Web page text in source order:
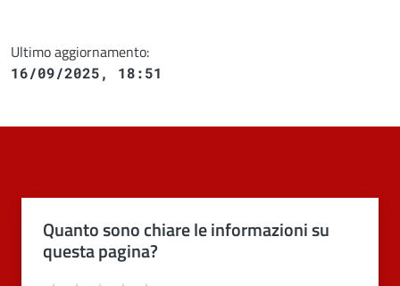
Ultimo aggiornamento:
16/09/2025, 18:51
Quanto sono chiare le informazioni su
questa pagina?